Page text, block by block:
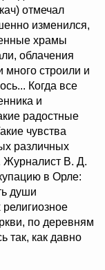
отмечал
изменился,
храмы
облачения
много строили и
Когда все
и
радостные
чувства
различных
Журналист В. Д.
в Орле:
души
по деревням
так, как давно